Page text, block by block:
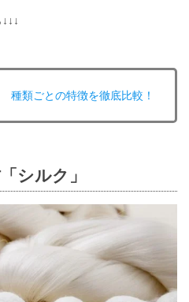
種類ごとの特徴を徹底比較！
シルク」